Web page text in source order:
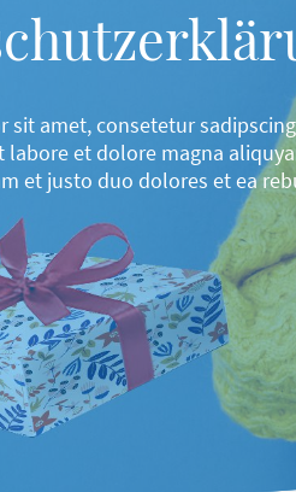
sit amet, consetetur
et dolore magna
et justo duo dolores et ea